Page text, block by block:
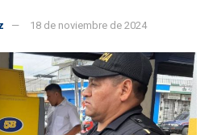
18 de noviembre de 2024